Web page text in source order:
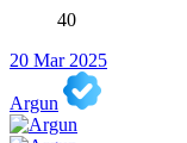
40
20 Mar 2025
Argun